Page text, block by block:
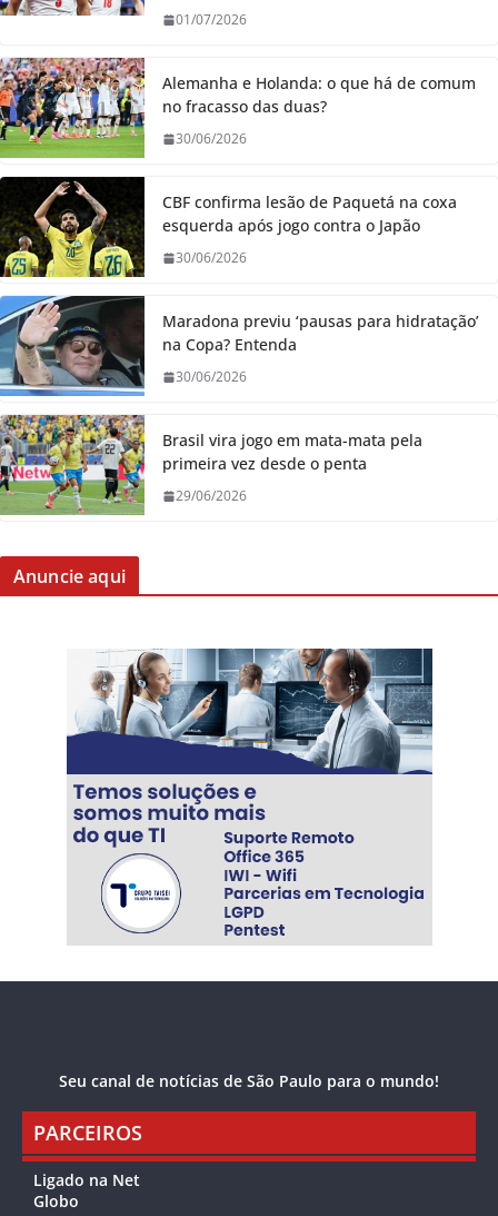
01/07/2026
Alemanha e Holanda: o que há de comum
no fracasso das duas?
30/06/2026
CBF confirma lesão de Paquetá na coxa
esquerda após jogo contra o Japão
30/06/2026
Maradona previu ‘pausas para hidratação’
na Copa? Entenda
30/06/2026
Brasil vira jogo em mata-mata pela
primeira vez desde o penta
29/06/2026
Anuncie aqui
Seu canal de notícias de São Paulo para o mundo!
PARCEIROS
Ligado na Net
Globo